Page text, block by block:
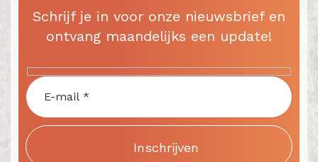
Schrijf je in voor onze nieuwsbrief en
ontvang maandelijks een update!